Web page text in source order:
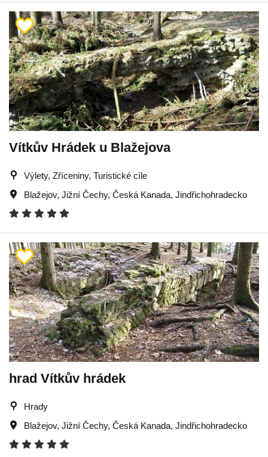
Vítkův Hrádek u Blažejova
Výlety, Zříceniny, Turistické cíle
Blažejov, Jižní Čechy, Česká Kanada, Jindřichohradecko
hrad Vítkův hrádek
Hrady
Blažejov, Jižní Čechy, Česká Kanada, Jindřichohradecko